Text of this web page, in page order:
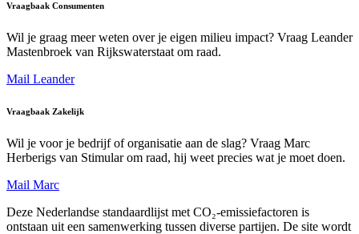
Vraagbaak Consumenten
Wil je graag meer weten over je eigen milieu impact? Vraag Leander
Mastenbroek van Rijkswaterstaat om raad.
Mail Leander
Vraagbaak Zakelijk
Wil je voor je bedrijf of organisatie aan de slag? Vraag Marc
Herberigs van Stimular om raad, hij weet precies wat je moet doen.
Mail Marc
Deze Nederlandse standaardlijst met CO₂-emissiefactoren is
ontstaan uit een samenwerking tussen diverse partijen. De site wordt